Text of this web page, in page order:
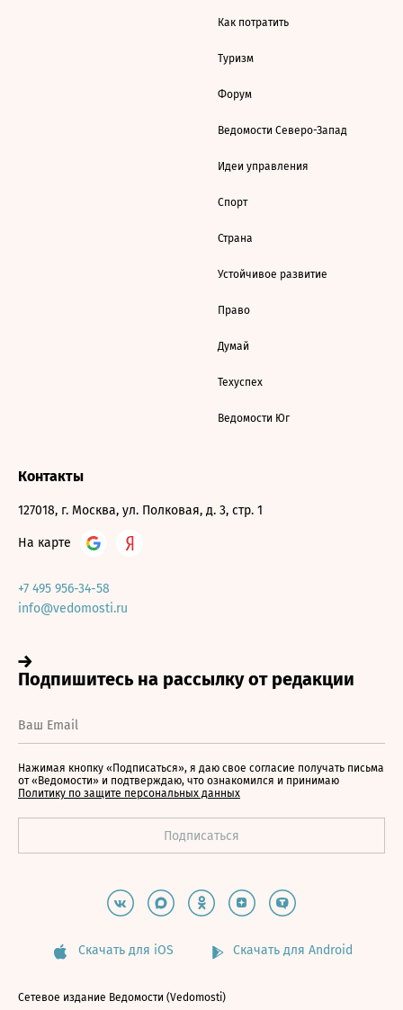
Как потратить
Туризм
Форум
Ведомости Северо-Запад
Идеи управления
Спорт
Страна
Устойчивое развитие
Право
Думай
Техуспех
Ведомости Юг
Контакты
127018, г. Москва, ул. Полковая, д. 3, стр. 1
На карте
+7 495 956-34-58
info@vedomosti.ru
Нажимая кнопку «Подписаться», я даю свое согласие получать письма
от «Ведомости» и подтверждаю, что ознакомился и принимаю
Политику по защите персональных данных
Скачать для iOS Скачать для Android
Сетевое издание Ведомости (Vedomosti)